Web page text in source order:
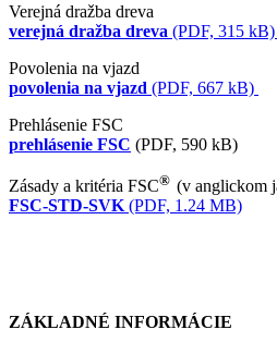
Verejná dražba dreva
verejná dražba dreva (PDF, 315 kB)
Povolenia na vjazd
povolenia na vjazd (PDF, 667 kB)
Prehlásenie FSC
prehlásenie FSC (PDF, 590 kB)
Zásady a kritéria FSC® (v anglickom
FSC-STD-SVK (PDF, 1.24 MB)
ZÁKLADNÉ INFORMÁCIE